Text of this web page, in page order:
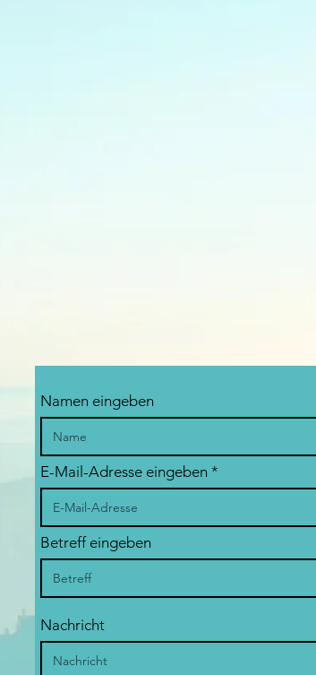
Namen eingeben
E-Mail-Adresse eingeben
Betreff eingeben
Nachricht